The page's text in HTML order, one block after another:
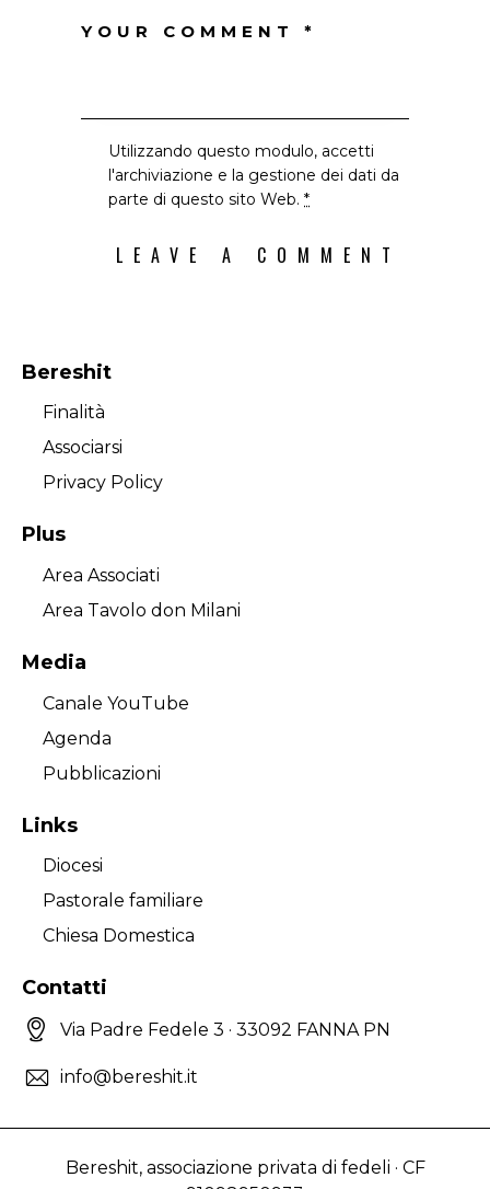
Utilizzando questo modulo, accetti
l'archiviazione e la gestione dei dati da
parte di questo sito Web.*
Bereshit
Finalità
Associarsi
Privacy Policy
Plus
Area Associati
Area Tavolo don Milani
Media
Canale YouTube
Agenda
Pubblicazioni
Links
Diocesi
Pastorale familiare
Chiesa Domestica
Contatti
Via Padre Fedele 3 · 33092 FANNA PN
info@bereshit.it
Bereshit, associazione privata di fedeli · CF